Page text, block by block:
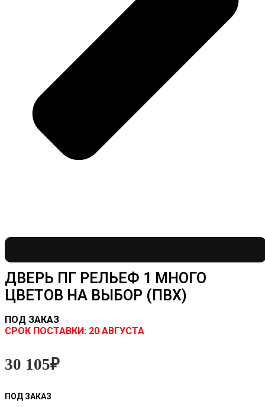
ДВЕРЬ ПГ РЕЛЬЕФ 1 МНОГО
ЦВЕТОВ НА ВЫБОР (ПВХ)
ПОД ЗАКАЗ
CРОК ПОСТАВКИ: 20 АВГУСТА
30 105₽